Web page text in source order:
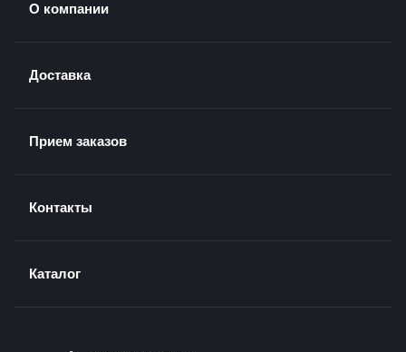
О компании
Доставка
Прием заказов
Контакты
Каталог